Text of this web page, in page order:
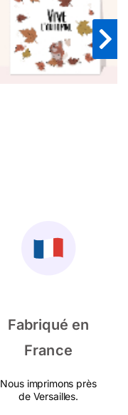
Fabriqué en
France
Nous imprimons près
de Versailles.